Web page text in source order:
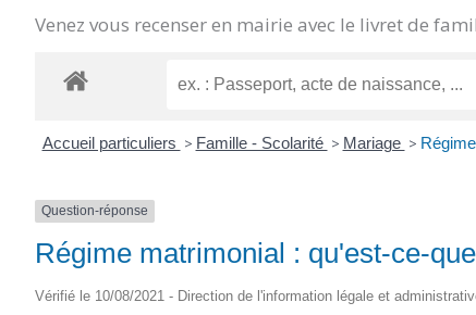
Venez vous recenser en mairie avec le livret de
Accueil particuliers > Famille - Scolarité > Mariage >
Question-réponse
Régime matrimonial : qu'est-ce-
Vérifié le 10/08/2021 - Direction de l'information légale et